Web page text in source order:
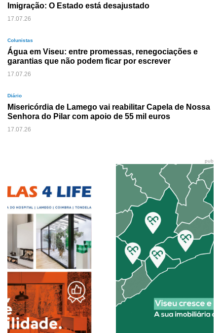
Imigração: O Estado está desajustado
17.07.26
Colunistas
Água em Viseu: entre promessas, renegociações e
garantias que não podem ficar por escrever
17.07.26
Diário
Misericórdia de Lamego vai reabilitar Capela de Nossa
Senhora do Pilar com apoio de 55 mil euros
17.07.26
pub